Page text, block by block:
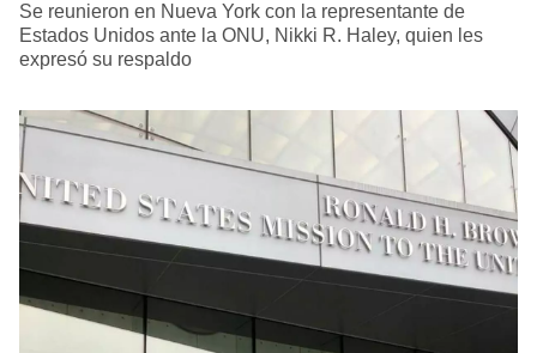
Se reunieron en Nueva York con la representante de
Estados Unidos ante la ONU, Nikki R. Haley, quien les
expresó su respaldo